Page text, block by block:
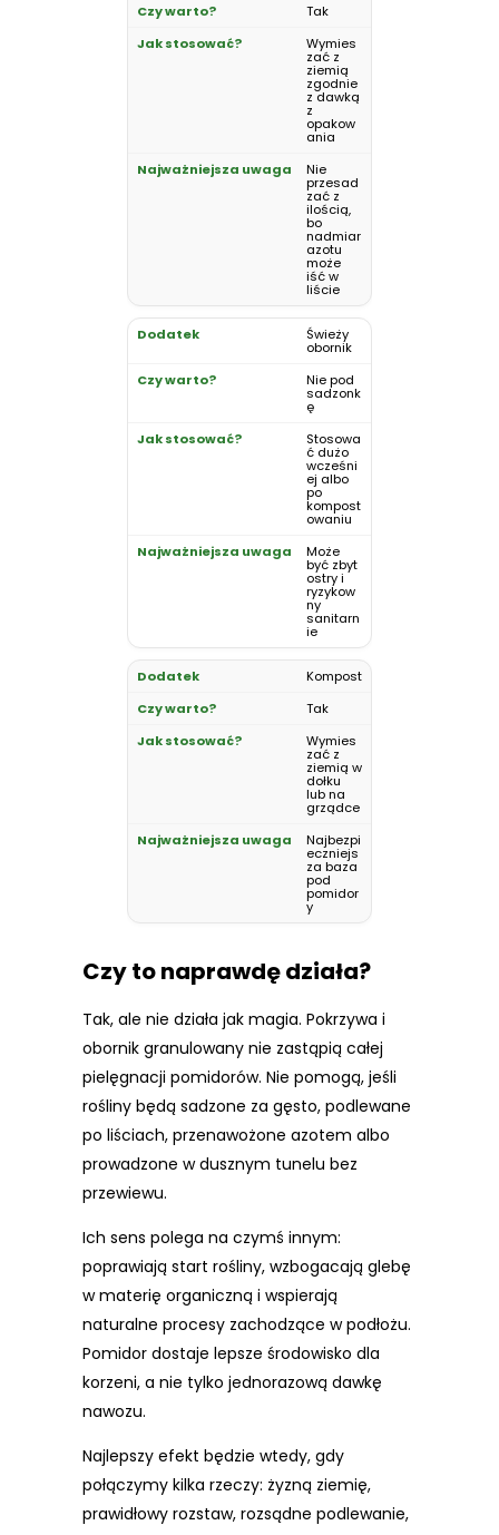
Tak
Wymies
zać z
ziemią
zgodnie
z dawką
z
opakow
ania
Nie
przesad
zać z
ilością,
bo
nadmiar
azotu
może
iść w
liście
Świeży
obornik
Nie pod
sadzonk
ę
Stosowa
ć dużo
wcześni
ej albo
po
kompost
owaniu
Może
być zbyt
ostry i
ryzykow
ny
sanitarn
ie
Kompost
Tak
Wymies
zać z
ziemią w
dołku
lub na
grządce
Najbezpi
eczniejs
za baza
pod
pomidor
y
Czy to naprawdę działa?
Tak, ale nie działa jak magia. Pokrzywa i
obornik granulowany nie zastąpią całej
pielęgnacji pomidorów. Nie pomogą, jeśli
rośliny będą sadzone za gęsto, podlewane
po liściach, przenawożone azotem albo
prowadzone w dusznym tunelu bez
przewiewu.
Ich sens polega na czymś innym:
poprawiają start rośliny, wzbogacają glebę
w materię organiczną i wspierają
naturalne procesy zachodzące w podłożu.
Pomidor dostaje lepsze środowisko dla
korzeni, a nie tylko jednorazową dawkę
nawozu.
Najlepszy efekt będzie wtedy, gdy
połączymy kilka rzeczy: żyzną ziemię,
prawidłowy rozstaw, rozsądne podlewanie,